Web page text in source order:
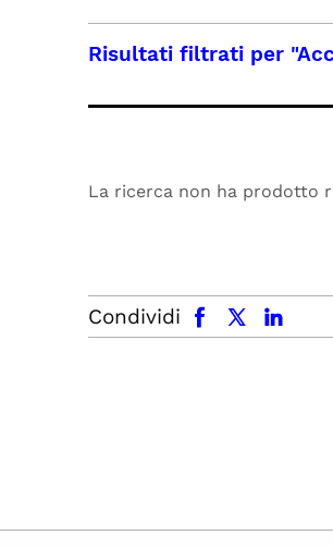
Risultati filtrati per
La ricerca non ha prodotto
Condividi
facebook x.com linkedin